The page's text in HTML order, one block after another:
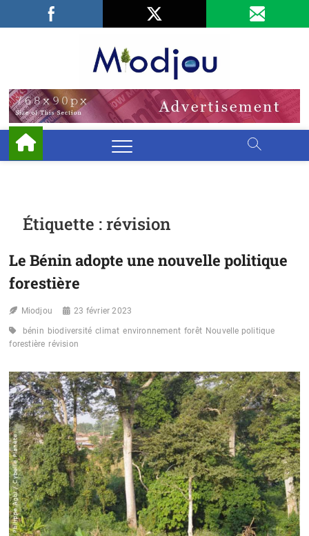
Facebook
LinkedIn
Étiquette :révision
Le Bénin adopte une nouvelle politique
forestière
Miodjou 23 février 2023
bénin biodiversité climat environnement forêt Nouvelle politique
forestière révision